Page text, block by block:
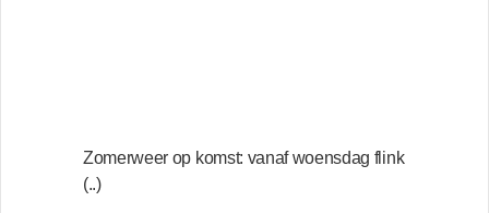
Zomerweer op komst: vanaf woensdag flink
(..)